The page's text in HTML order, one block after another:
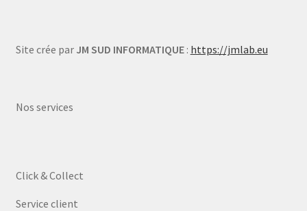
Site crée par JM SUD INFORMATIQUE: https://jmlab.eu
Nos services
Click & Collect
Service client